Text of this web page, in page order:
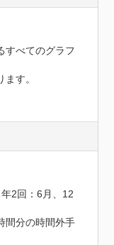
すべてのグラフ
す。
2回：6月、12
間分の時間外手